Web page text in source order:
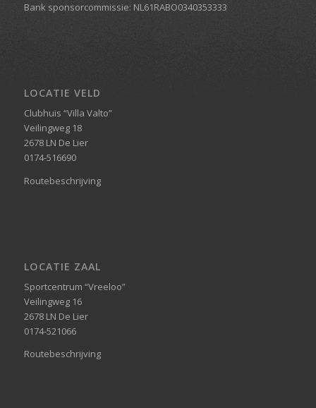
Bank sponsorcommissie: NL61RABO0340353333
LOCATIE VELD
Clubhuis “Villa Valto”
Veilingweg 18
2678 LN De Lier
0174-516690
Routebeschrijving
LOCATIE ZAAL
Sportcentrum “Vreeloo”
Veilingweg 16
2678 LN De Lier
0174-521066
Routebeschrijving